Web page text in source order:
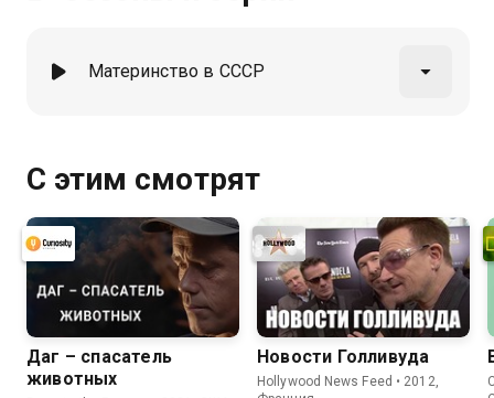
Материнство в СССР
С этим смотрят
Даг – спасатель
животных
Новости Голливуда
Hollywood News Feed • 2012,